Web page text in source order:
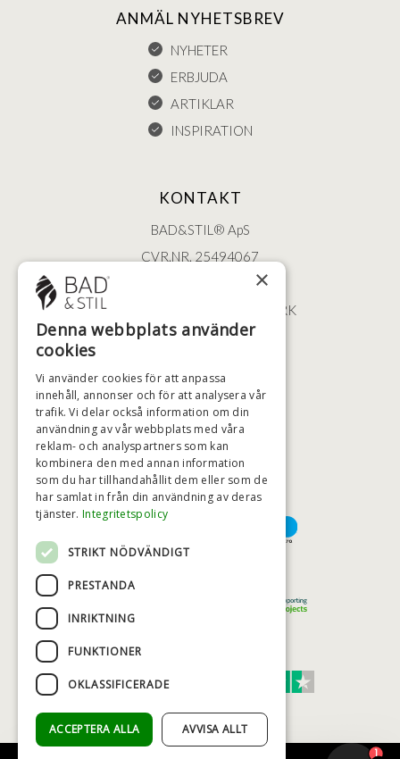
ANMÄL NYHETSBREV
NYHETER
ERBJUDA
ARTIKLAR
INSPIRATION
KONTAKT
BAD&STIL® ApS
CVR.NR. 25494067
ØSTERBROGADE 202
2100 KØBENHAVN • DANMARK
+46 (0)79 008 12 60
HÖGSTA KREDITVÄRDIGHET
BETALNINGSALTERNATIV
×
Denna webbplats använder
cookies
Vi använder cookies för att anpassa
innehåll, annonser och för att analysera vår
trafik. Vi delar också information om din
användning av vår webbplats med våra
reklam- och analyspartners som kan
kombinera den med annan information
som du har tillhandahållit dem eller som de
har samlat in från din användning av deras
tjänster. Integritetspolicy
STRIKT NÖDVÄNDIGT
PRESTANDA
INRIKTNING
FUNKTIONER
OKLASSIFICERADE
ACCEPTERA ALLA AVVISA ALLT
1